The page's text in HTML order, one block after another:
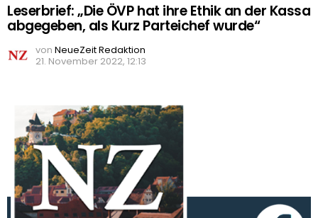
Leserbrief: „Die ÖVP hat ihre Ethik an der Kassa
abgegeben, als Kurz Parteichef wurde“
von NeueZeit Redaktion
21. November 2022, 12:13